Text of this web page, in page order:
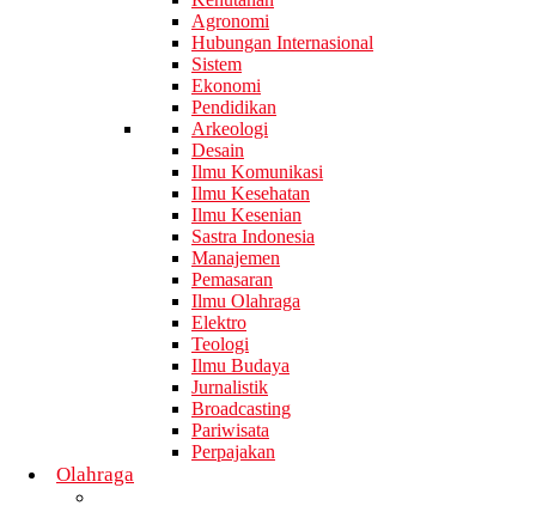
Agronomi
Hubungan Internasional
Sistem
Ekonomi
Pendidikan
Arkeologi
Desain
Ilmu Komunikasi
Ilmu Kesehatan
Ilmu Kesenian
Sastra Indonesia
Manajemen
Pemasaran
Ilmu Olahraga
Elektro
Teologi
Ilmu Budaya
Jurnalistik
Broadcasting
Pariwisata
Perpajakan
Olahraga